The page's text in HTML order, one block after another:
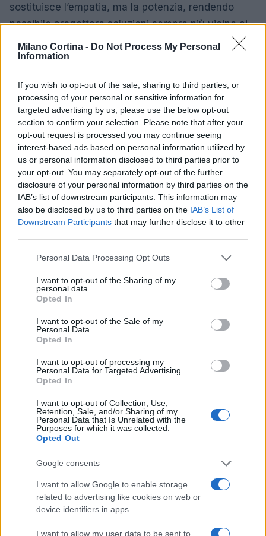
Milano Cortina - Do Not Process My Personal
Information
If you wish to opt-out of the sale, sharing to third parties, or
processing of your personal or sensitive information for
targeted advertising by us, please use the below opt-out
section to confirm your selection. Please note that after your
opt-out request is processed you may continue seeing
interest-based ads based on personal information utilized by
us or personal information disclosed to third parties prior to
your opt-out. You may separately opt-out of the further
disclosure of your personal information by third parties on the
IAB’s list of downstream participants. This information may
also be disclosed by us to third parties on the IAB’s List of
Downstream Participants that may further disclose it to other
Please note that this website/app uses one or more Google
not limited to your visit or usage behaviour. You may click to
grant or deny consent to Google and its third-party tags to
use your data for below specified purposes in below Google
consent section.
Personal Data Processing Opt Outs
I want to opt-out of the Sharing of my
personal data.
Opted In
I want to opt-out of the Sale of my
Personal Data.
Opted In
I want to opt-out of processing my
Personal Data for Targeted Advertising.
Opted In
I want to opt-out of Collection, Use,
Retention, Sale, and/or Sharing of my
Personal Data that Is Unrelated with the
Purposes for which it was collected.
Opted Out
Google consents
I want to allow Google to enable storage
related to advertising like cookies on web or
device identifiers in apps.
I want to allow my user data to be sent to
sostituisce l’empatia, ma la potenzia, rendendo
possibile progettare soluzioni sempre più vicine ai
reali bisogni degli utenti.
AUTORE
Roberta Tagliabue
Roberta Tagliabue ha dormito nella sala
d'attesa dell'ospedale San Martino per
seguire una vicenda sanitaria emergente;
firma reportage e coordina dossier di verifica
in redazione come referente per Genova.
Nata a Sampierdarena, mantiene contatti
diretti con consiglieri comunali e biblioteche
civiche.
Continua a leggere